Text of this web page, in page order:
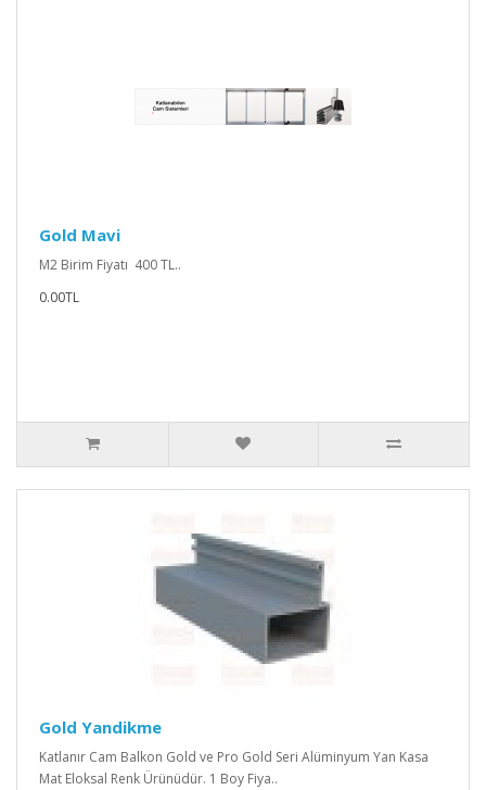
Gold Mavi
M2 Birim Fiyatı 400 TL..
0.00TL
Gold Yandikme
Katlanır Cam Balkon Gold ve Pro Gold Seri Alüminyum Yan Kasa
Mat Eloksal Renk Ürünüdür. 1 Boy Fiya..